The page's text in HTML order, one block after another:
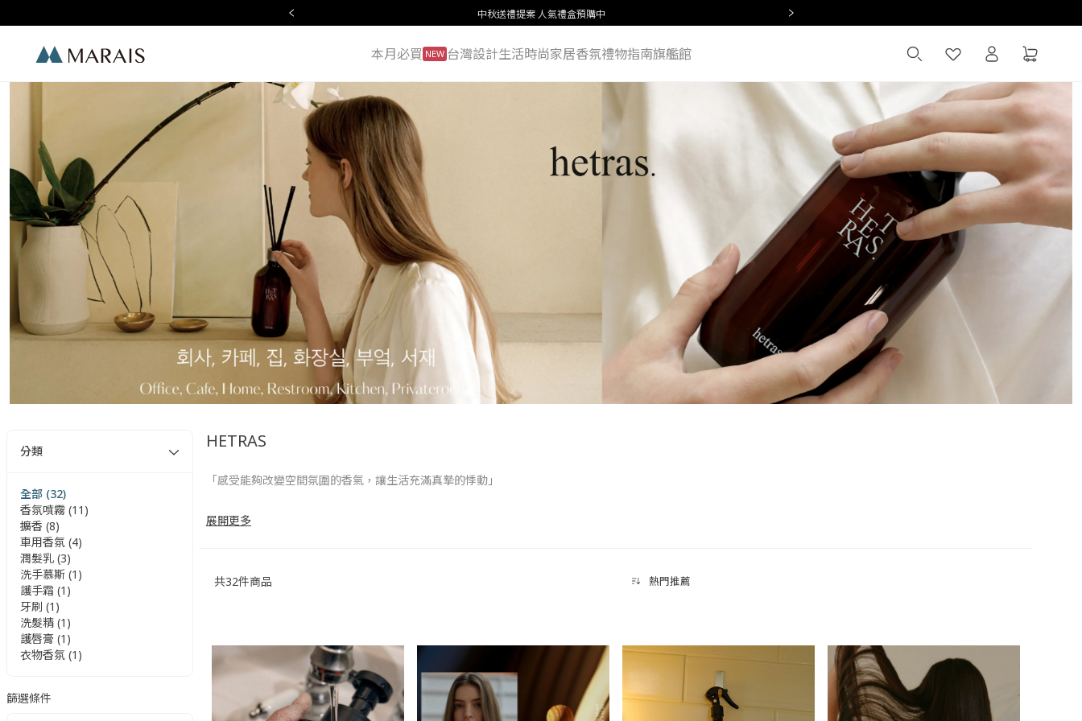
中秋送禮提案 人氣禮盒預購中
Marais 本月必買 NEW 台灣設計生活時尚家居香氛禮物指南旗艦館
分類
全部 (32)
香氛噴霧 (11)
擴香 (8)
車用香氛 (4)
潤髮乳 (3)
洗手慕斯 (1)
護手霜 (1)
牙刷 (1)
洗髮精 (1)
護唇膏 (1)
衣物香氛 (1)
篩選條件
HETRAS
「感受能夠改變空間氛圍的香氣，讓生活充滿真摯的悸動」
有著 “韓國國民香氛” 美譽的香氛品牌 Hetras，憑藉高級香調與嚴謹的成份選擇，使得 Hetras 成為現代人的心靈綠洲，透過香氣紀錄日常，從忙碌、疲憊的生活中得
到療癒。
料，通過低敏測試，確保肌膚不受刺激，使用更為安心。
展開更多
共32件商品 熱門推薦